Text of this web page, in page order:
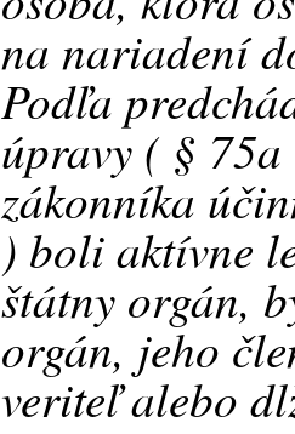
na nariadení
Podľa
úpravy ( §
zákonníka
) boli aktívne
štátny orgán,
orgán, jeho
veriteľ alebo